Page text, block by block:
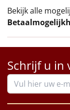
Bekijk alle
Schrijf u in